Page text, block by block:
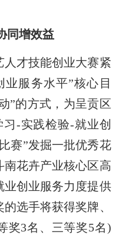
增效益
才技能创业大赛紧
服务水平”核心目
”的方式，为呈贡区
-实践检验-就业创
赛”发掘一批优秀花
花卉产业核心区高
业创业服务力度提供
选手将获得奖牌、
奖3名、三等奖5名)